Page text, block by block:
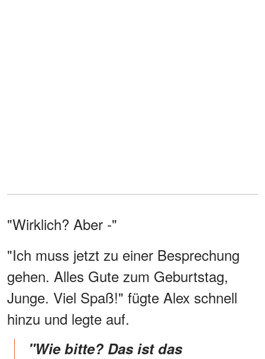
"Wirklich? Aber -"
"Ich muss jetzt zu einer Besprechung
gehen. Alles Gute zum Geburtstag,
Junge. Viel Spaß!" fügte Alex schnell
hinzu und legte auf.
"Wie bitte? Das ist das